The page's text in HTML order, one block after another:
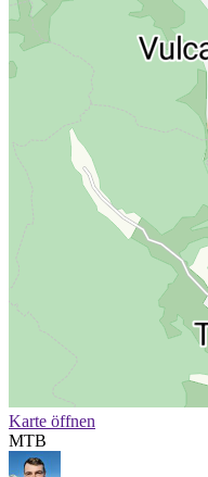
Karte öffnen
MTB